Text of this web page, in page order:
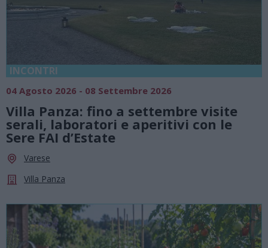
INCONTRI
04 Agosto 2026 - 08 Settembre 2026
Villa Panza: fino a settembre visite
serali, laboratori e aperitivi con le
Sere FAI d’Estate
Varese
Villa Panza